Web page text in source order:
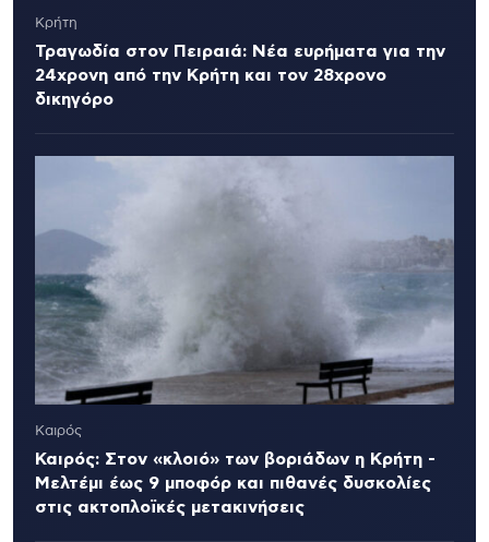
Κρήτη
Τραγωδία στον Πειραιά: Νέα ευρήματα για την
24χρονη από την Κρήτη και τον 28χρονο
δικηγόρο
Καιρός
Καιρός: Στον «κλοιό» των βοριάδων η Κρήτη -
Μελτέμι έως 9 μποφόρ και πιθανές δυσκολίες
στις ακτοπλοϊκές μετακινήσεις